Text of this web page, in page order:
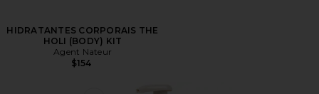
HIDRATANTES CORPORAIS THE
HOLI (BODY) KIT
Agent Nateur
$154